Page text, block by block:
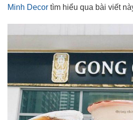
Minh Decor tìm hiểu qua bài viết